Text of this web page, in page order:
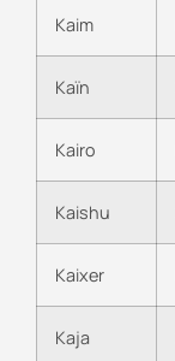
Kaim
Kaïn
Kairo
Kaishu
Kaixer
Kaja